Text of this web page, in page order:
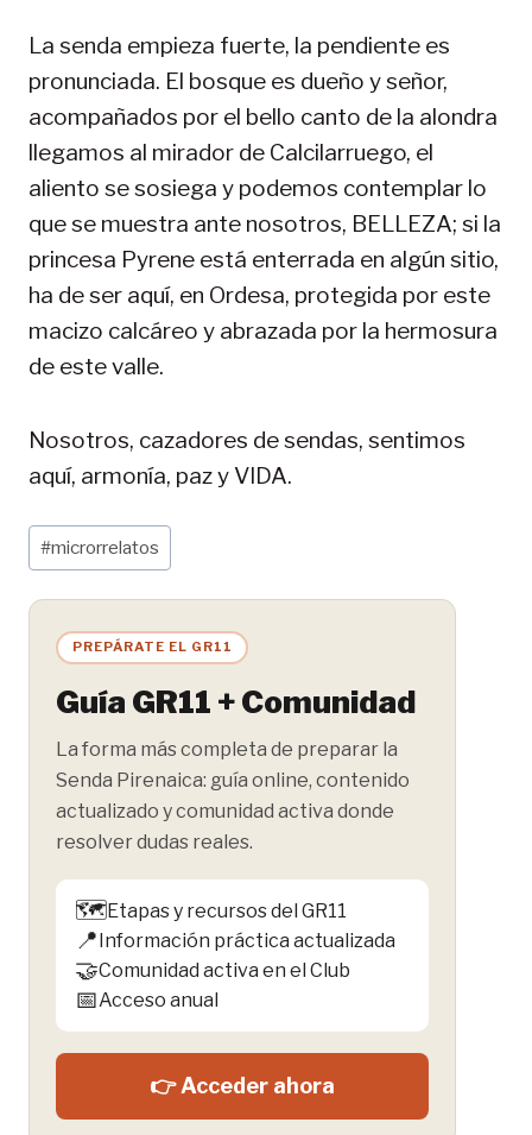
La senda empieza fuerte, la pendiente es
pronunciada. El bosque es dueño y señor,
acompañados por el bello canto de la alondra
llegamos al mirador de Calcilarruego, el
aliento se sosiega y podemos contemplar lo
que se muestra ante nosotros, BELLEZA; si la
princesa Pyrene está enterrada en algún sitio,
ha de ser aquí, en Ordesa, protegida por este
macizo calcáreo y abrazada por la hermosura
de este valle.
Nosotros, cazadores de sendas, sentimos
aquí, armonía, paz y VIDA.
Etiquetas
de
la
entrada:
#microrrelatos
PREPÁRATE EL GR11
Guía GR11 + Comunidad
La forma más completa de preparar la
Senda Pirenaica: guía online, contenido
actualizado y comunidad activa donde
resolver dudas reales.
🗺️Etapas y recursos del GR11
📍Información práctica actualizada
🤝Comunidad activa en el Club
📅Acceso anual
👉 Acceder ahora